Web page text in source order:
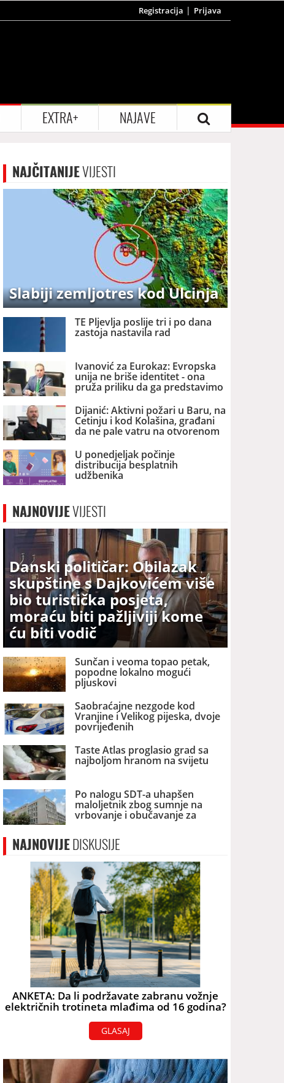
Registracija Prijava
EXTRA+ NAJAVE
NAJČITANIJEVIJESTI
Slabiji zemljotres kod Ulcinja
TE Pljevlja poslije tri i po dana
zastoja nastavila rad
Ivanović za Eurokaz: Evropska
unija ne briše identitet - ona
pruža priliku da ga predstavimo
Evropi i svijetu
Dijanić: Aktivni požari u Baru, na
Cetinju i kod Kolašina, građani
da ne pale vatru na otvorenom
U ponedjeljak počinje
distribucija besplatnih
udžbenika
NAJNOVIJEVIJESTI
Danski političar: Obilazak
skupštine s Dajkovićem više
bio turistička posjeta,
moraću biti pažljiviji kome
ću biti vodič
Sunčan i veoma topao petak,
popodne lokalno mogući
pljuskovi
Saobraćajne nezgode kod
Vranjine i Velikog pijeska, dvoje
povrijeđenih
Taste Atlas proglasio grad sa
najboljom hranom na svijetu
Po nalogu SDT-a uhapšen
maloljetnik zbog sumnje na
vrbovanje i obučavanje za
terorizam
NAJNOVIJEDISKUSIJE
ANKETA: Da li podržavate zabranu vožnje
električnih trotineta mlađima od 16 godina?
GLASAJ